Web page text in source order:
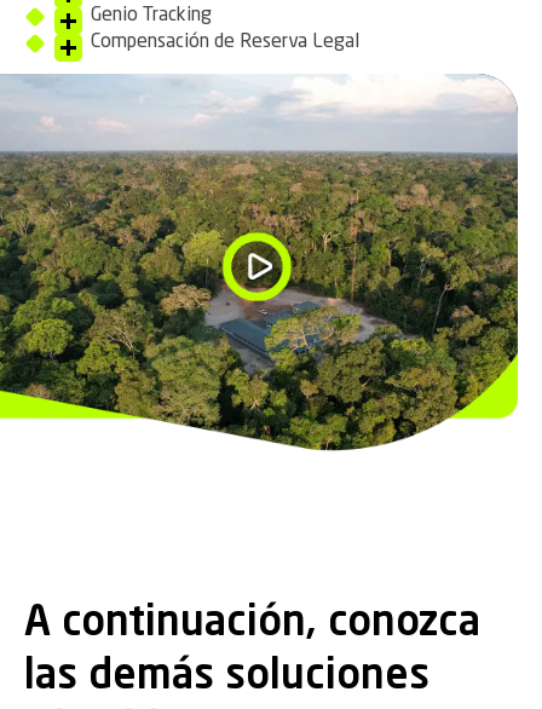
Genio Tracking
Compensación de Reserva Legal
A continuación, conozca
las demás soluciones